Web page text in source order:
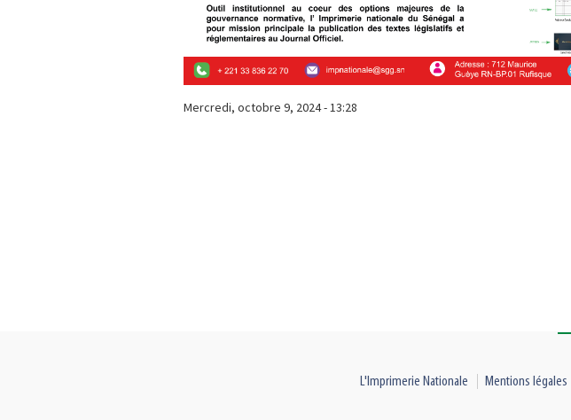
Mercredi, octobre 9, 2024 - 13:28
L'Imprimerie Nationale Mentions légales